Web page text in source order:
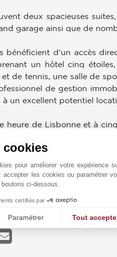
deux spacieuses
garage ainsi que de
bénéficient d'un accès
un hôtel cinq
de tennis, une salle de
de gestion
un excellent potentiel
heure de Lisbonne et à
l'océan
cookies
pour améliorer votre expérience
accepter les cookies ou paramétrer
ci-dessous.
certifiés par
Paramétrer Tout
du Consentement :
d'adapter et de gérer